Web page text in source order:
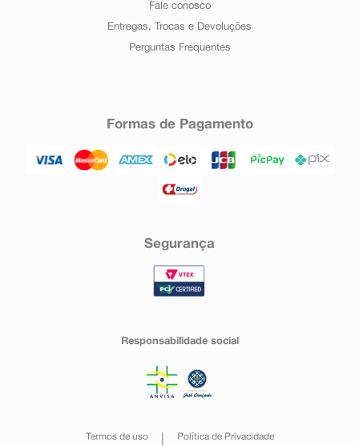
Fale conosco
Entregas, Trocas e Devoluções
Perguntas Frequentes
Formas de Pagamento
Segurança
Responsabilidade social
Termos de uso Política de Privacidade